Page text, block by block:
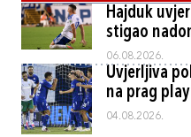
Hajduk
stigao
06.08.2026.
Uvjerljiva
na prag
04.08.2026.